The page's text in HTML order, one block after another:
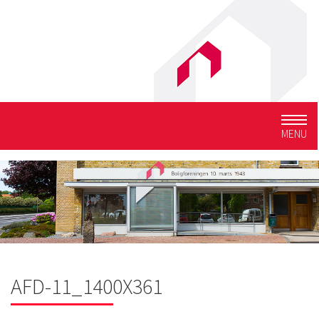
MENU
AFD-11_1400X361